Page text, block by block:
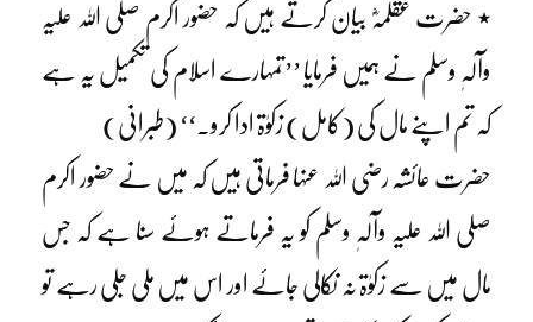
٭ حضرت عقلمہؓ بیان کرتے ہیں کہ حضور اکرم صلی اللہ علیہ
وآلہٖ وسلم نے ہمیں فرمایا ’’تمہارے اسلام کی تکمیل یہ ہے
کہ تم اپنے مال کی (کامل) زکوٰۃ ادا کرو۔‘‘ (طبرانی)
حضرت عائشہ رضی اللہ عنہا فرماتی ہیں کہ میں نے حضور اکرم
صلی اللہ علیہ وآلہٖ وسلم کو یہ فرماتے ہوئے سنا ہے کہ جس
مال میں سے زکوٰۃ نہ نکالی جائے اور اس میں ملی جلی رہے تو